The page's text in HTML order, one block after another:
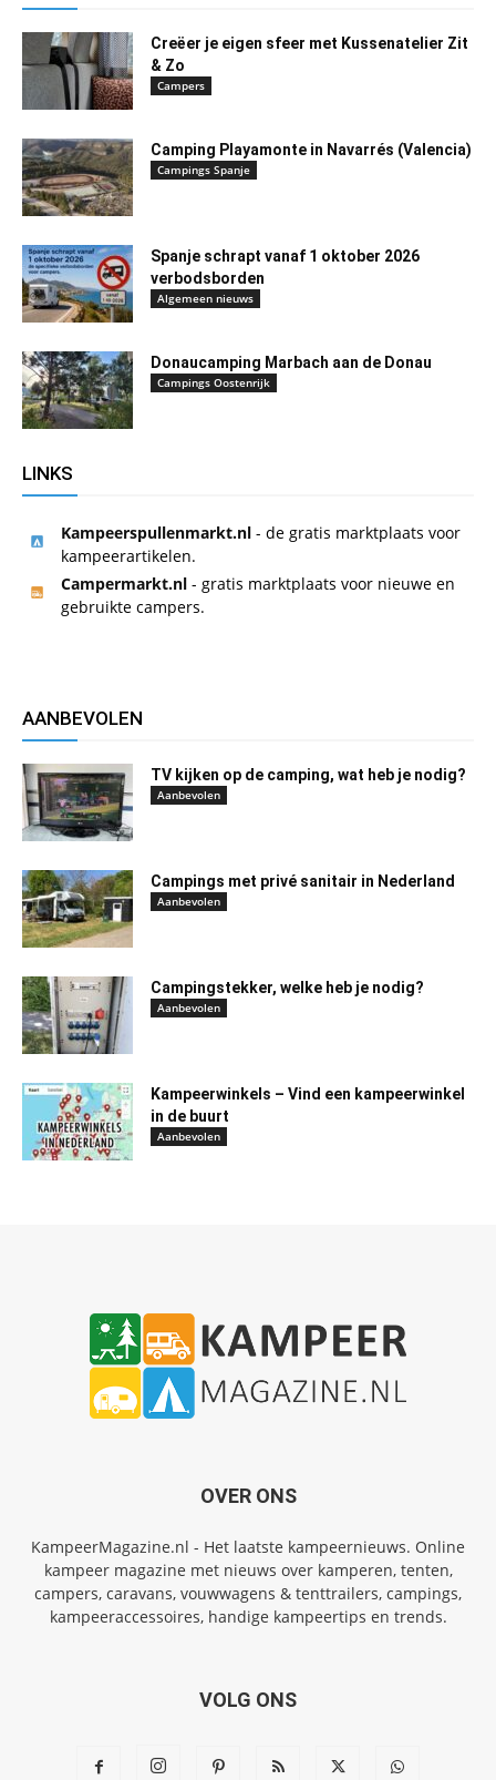
Creëer je eigen sfeer met Kussenatelier Zit
& Zo
Campers
Camping Playamonte in Navarrés (Valencia)
Campings Spanje
Spanje schrapt vanaf 1 oktober 2026
verbodsborden
Algemeen nieuws
Donaucamping Marbach aan de Donau
Campings Oostenrijk
LINKS
Kampeerspullenmarkt.nl - de gratis marktplaats voor
kampeerartikelen.
Campermarkt.nl - gratis marktplaats voor nieuwe en
gebruikte campers.
AANBEVOLEN
TV kijken op de camping, wat heb je nodig?
Aanbevolen
Campings met privé sanitair in Nederland
Aanbevolen
Campingstekker, welke heb je nodig?
Aanbevolen
Kampeerwinkels – Vind een kampeerwinkel
in de buurt
Aanbevolen
OVER ONS
KampeerMagazine.nl - Het laatste kampeernieuws. Online
kampeer magazine met nieuws over kamperen, tenten,
campers, caravans, vouwwagens & tenttrailers, campings,
kampeeraccessoires, handige kampeertips en trends.
VOLG ONS